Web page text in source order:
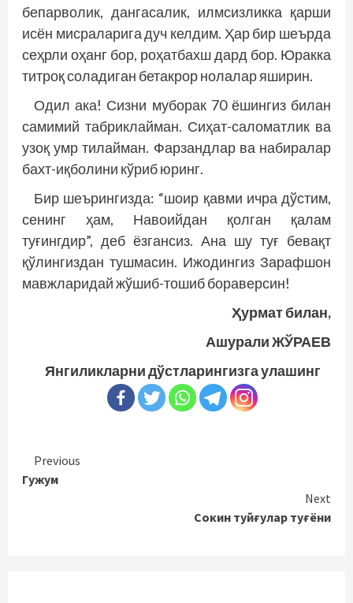
бепарволик, дангасалик, илмсизликка қарши
исён мисраларига дуч келдим. Ҳар бир шеърда
сеҳрли оҳанг бор, роҳатбахш дард бор. Юракка
титроқ соладиган бетакрор нолалар яширин.
Одил ака! Сизни муборак 70 ёшингиз билан
самимий табрик­лайман. Сиҳат-саломатлик ва
узоқ умр тилайман. Фарзандлар ва набиралар
бахт-иқболини кўриб юринг.
Бир шеърингизда: “шоир қавми ичра дўстим,
сенинг ҳам, Навоийдан қолган қалам
туғингдир”, деб ёзгансиз. Ана шу туғ бевақт
қўлингиздан тушмасин. Ижодингиз Зарафшон
мавжларидай жўшиб-тошиб бораверсин!
Ҳурмат билан,
Ашурали ЖЎРАЕВ
Янгиликларни дўстларингизга улашинг
Continue
Reading
Previous
Гужум
Next
Сокин туйғулар туғёни